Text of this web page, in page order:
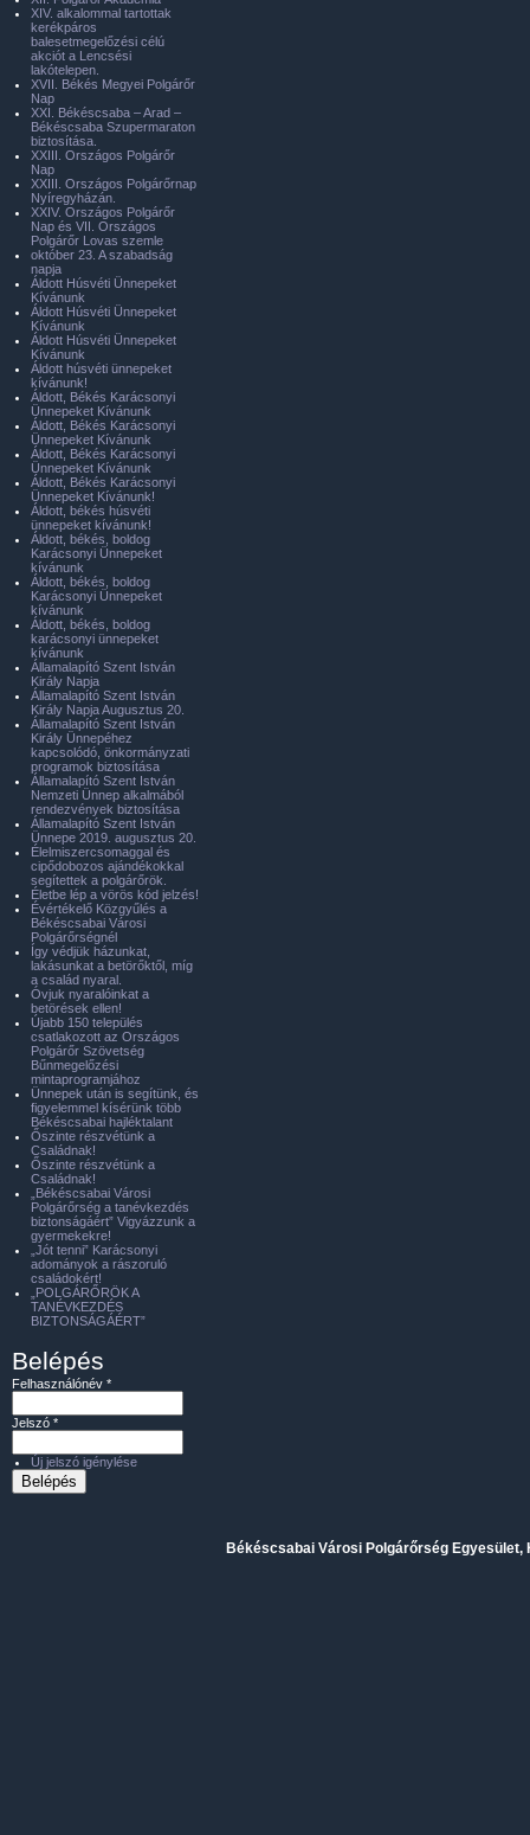
XIV. alkalommal tartottak
kerékpáros
balesetmegelőzési célú
akciót a Lencsési
lakótelepen.
XVII. Békés Megyei Polgárőr
Nap
XXI. Békéscsaba – Arad –
Békéscsaba Szupermaraton
biztosítása.
XXIII. Országos Polgárőr
Nap
XXIII. Országos Polgárőrnap
Nyíregyházán.
XXIV. Országos Polgárőr
Nap és VII. Országos
Polgárőr Lovas szemle
október 23. A szabadság
napja
Áldott Húsvéti Ünnepeket
Kívánunk
Áldott Húsvéti Ünnepeket
Kívánunk
Áldott Húsvéti Ünnepeket
Kívánunk
Áldott húsvéti ünnepeket
kívánunk!
Áldott, Békés Karácsonyi
Ünnepeket Kívánunk
Áldott, Békés Karácsonyi
Ünnepeket Kívánunk
Áldott, Békés Karácsonyi
Ünnepeket Kívánunk
Áldott, Békés Karácsonyi
Ünnepeket Kívánunk!
Áldott, békés húsvéti
ünnepeket kívánunk!
Áldott, békés, boldog
Karácsonyi Ünnepeket
kívánunk
Áldott, békés, boldog
Karácsonyi Ünnepeket
kívánunk
Áldott, békés, boldog
karácsonyi ünnepeket
kívánunk
Államalapító Szent István
Király Napja
Államalapító Szent István
Király Napja Augusztus 20.
Államalapító Szent István
Király Ünnepéhez
kapcsolódó, önkormányzati
programok biztosítása
Államalapító Szent István
Nemzeti Ünnep alkalmából
rendezvények biztosítása
Államalapító Szent István
Ünnepe 2019. augusztus 20.
Élelmiszercsomaggal és
cipődobozos ajándékokkal
segítettek a polgárőrök.
Életbe lép a vörös kód jelzés!
Évértékelő Közgyűlés a
Békéscsabai Városi
Polgárőrségnél
Így védjük házunkat,
lakásunkat a betörőktől, míg
a család nyaral.
Óvjuk nyaralóinkat a
betörések ellen!
Újabb 150 település
csatlakozott az Országos
Polgárőr Szövetség
Bűnmegelőzési
mintaprogramjához
Ünnepek után is segítünk, és
figyelemmel kísérünk több
Békéscsabai hajléktalant
Őszinte részvétünk a
Családnak!
Őszinte részvétünk a
Családnak!
„Békéscsabai Városi
Polgárőrség a tanévkezdés
biztonságáért” Vigyázzunk a
gyermekekre!
„Jót tenni” Karácsonyi
adományok a rászoruló
családokért!
„POLGÁRŐRÖK A
TANÉVKEZDÉS
BIZTONSÁGÁÉRT”
Belépés
Felhasználónév *
Jelszó *
Új jelszó igénylése
Békéscsabai Városi Polgárőrség Egyesület,